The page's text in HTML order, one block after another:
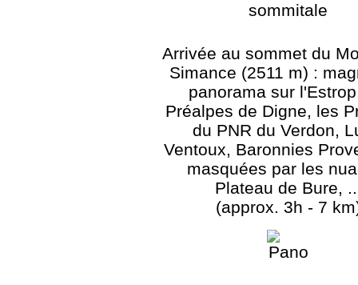
Arrivée au sommet du
Simance (2511 m) :
panorama sur
Préalpes de Digne, les
du PNR du Verdon,
Ventoux, Baronnies
masquées par les
Plateau de Bure,
(approx. 3h - 7